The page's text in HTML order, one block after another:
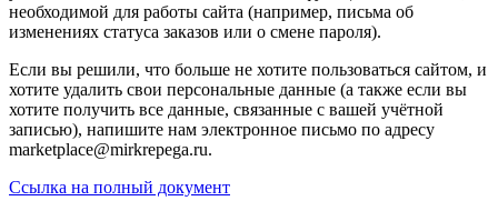
необходимой для работы сайта (например, письма об
изменениях статуса заказов или о смене пароля).
Если вы решили, что больше не хотите пользоваться сайтом, и
хотите удалить свои персональные данные (а также если вы
хотите получить все данные, связанные с вашей учётной
записью), напишите нам электронное письмо по адресу
marketplace@mirkrepega.ru.
Ссылка на полный документ